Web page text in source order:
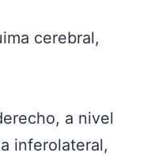
cerebral,
a nivel
inferolateral,